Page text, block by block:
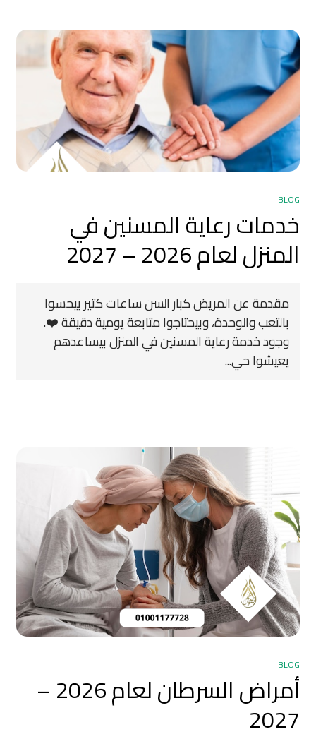
BLOG
خدمات رعاية المسنين في
المنزل لعام 2026 – 2027
مقدمة عن المريض كبار السن ساعات كتير بيحسوا
بالتعب والوحدة، وبيحتاجوا متابعة يومية دقيقة ❤️.
وجود خدمة رعاية المسنين في المنزل بيساعدهم
يعيشوا حي...
BLOG
أمراض السرطان لعام 2026 –
2027